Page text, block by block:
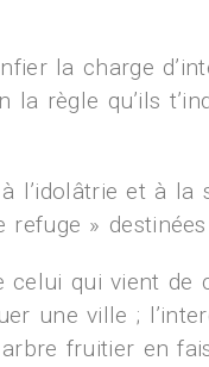
la charge
la règle qu’ils
l’idolâtrie et à la
»
celui qui vient de
une ville ;
fruitier en